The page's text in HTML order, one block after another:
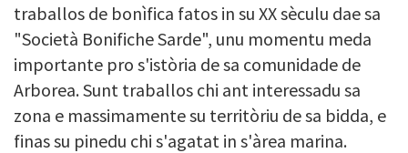
traballos de bonìfica fatos in su XX sèculu dae sa
"Società Bonifiche Sarde", unu momentu meda
importante pro s'istòria de sa comunidade de
Arborea. Sunt traballos chi ant interessadu sa
zona e massimamente su territòriu de sa bidda, e
finas su pinedu chi s'agatat in s'àrea marina.